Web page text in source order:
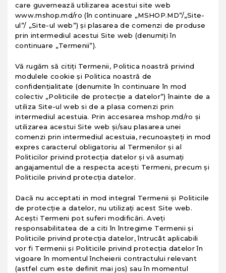
care guvernează utilizarea acestui site web
www.mshop.md/ro (în continuare „MSHOP.MD”/„Site-
ul”/ „Site-ul web”) şi plasarea de comenzi de produse
prin intermediul acestui Site web (denumiţi în
continuare „Termenii”).
Vă rugăm să citiţi Termenii, Politica noastră privind
modulele cookie şi Politica noastră de
confidenţialitate (denumite în continuare în mod
colectiv „Politicile de protecţie a datelor”) înainte de a
utiliza Site-ul web si de a plasa comenzi prin
intermediul acestuia. Prin accesarea mshop.md/ro şi
utilizarea acestui Site web şi/sau plasarea unei
comenzi prin intermediul acestuia, recunoaşteţi in mod
expres caracterul obligatoriu al Termenilor şi al
Politicilor privind protecţia datelor şi vă asumaţi
angajamentul de a respecta aceşti Termeni, precum şi
Politicile privind protecţia datelor.
Dacă nu acceptati in mod integral Termenii şi Politicile
de protecţie a datelor, nu utilizaţi acest Site web.
Aceşti Termeni pot suferi modificări. Aveţi
responsabilitatea de a citi în întregime Termenii şi
Politicile privind protecţia datelor, întrucât aplicabili
vor fi Termenii şi Politicile privind protecţia datelor în
vigoare în momentul încheierii contractului relevant
(astfel cum este definit mai jos) sau în momentul